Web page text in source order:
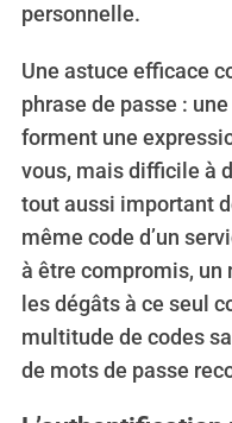
personnelle.
Une astuce efficace
phrase de passe :
forment une
vous, mais difficile à
tout aussi important
même code d’un
à être compromis,
les dégâts à ce seul
multitude de codes
de mots de passe